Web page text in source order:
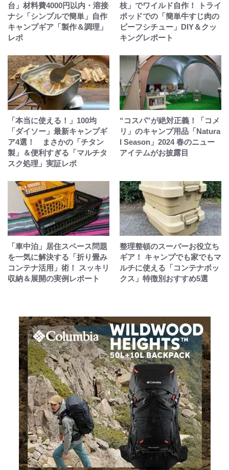
台」材料費4000円以内・溶接
ナシ「シンプルで簡単」自作
キャンプギア「製作＆調理」
レポ
枝」でワイルド自作！ トライ
ポッドでの「簡単牛すじ肉の
ビーフシチュー」DIY＆クッ
キングレポート
「本当に使える！」100均
「ダイソー」最新キャンプギ
ア4選！ まさかの「チタン
製」＆便利すぎる「マルチタ
スク処理」実証レポ
“コスパ”が絶対正義！「コメ
リ」のキャンプ用品「Natura
l Season」2024 春のニュー
アイテムがお披露目
「車中泊」居住スペース問題
を一気に解決する「折り畳み
コンテナ活用」術！ スッキリ
収納＆展開の実例レポート
整理整頓のスーパーお役立ち
ギア！ キャンプでも家でもマ
ルチに使える「コンテナボッ
クス」特徴別おすすめ5選